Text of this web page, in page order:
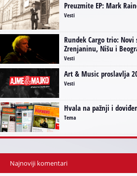
Preuzmite EP: Mark
Vesti
Rundek Cargo trio:
Zrenjaninu, Nišu i
Vesti
Art & Music proslavlja
Vesti
Hvala na pažnji i
Tema
Najnoviji komentari